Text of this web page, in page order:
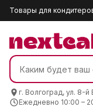
Товары для
г. Волгоград, ул. 8-
Ежедневно 10:00 –